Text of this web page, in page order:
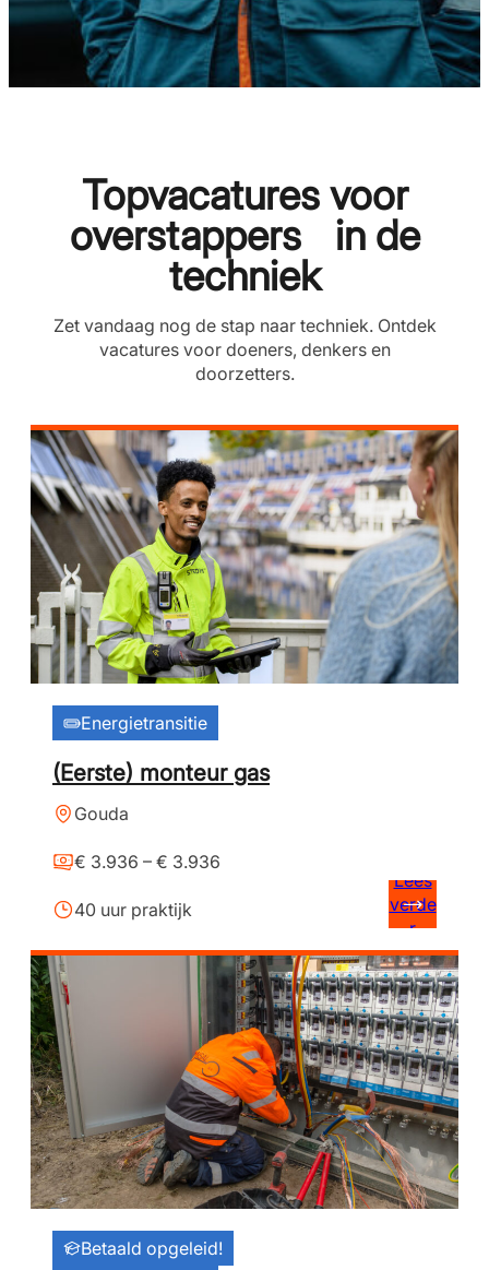
Topvacatures voor
overstappers in de
techniek
Zet vandaag nog de stap naar techniek. Ontdek
vacatures voor doeners, denkers en
doorzetters.
Energietransitie
(Eerste) monteur gas
Gouda
€ 3.936 – € 3.936
40 uur praktijk
Lees
verde
r
Betaald opgeleid!